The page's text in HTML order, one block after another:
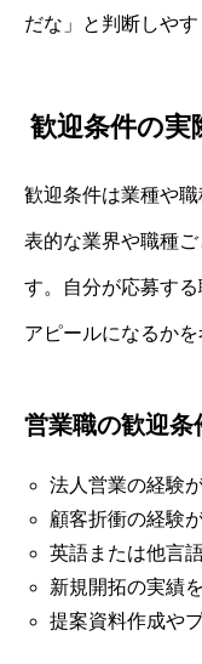
だな」と判断しやす
歓迎条件の実
歓迎条件は業種や
表的な業界や職種
す。自分が応募す
アピールになるかを
営業職の歓迎条
法人営業の経験
顧客折衝の経験
英語または他言
新規開拓の実績
提案資料作成や